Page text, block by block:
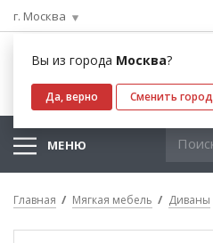
г. Москва
Вы из города Москва?
Да, верно Сменить город
МЕНЮ
Главная Мягкая мебель Диваны